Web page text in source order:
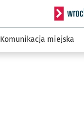
Serwis
Komunikacja miejska